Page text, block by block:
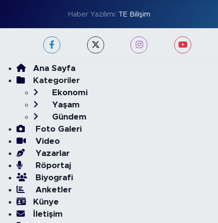
Haber Yazılımı: TE Bilişim
Ana Sayfa
Kategoriler
Ekonomi
Yaşam
Gündem
Foto Galeri
Video
Yazarlar
Röportaj
Biyografi
Anketler
Künye
İletişim